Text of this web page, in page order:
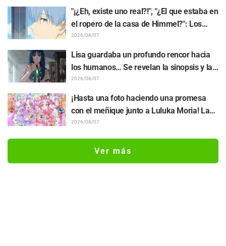
aniversario del anime "Re:ZERO -Starting
Life in Another World-" genera gran
entusiasmo
"¡¿Eh, existe uno real?!", "¿El que estaba en
el ropero de la casa de Himmel?": Los
fans quedan perplejos ante la revelación
del "Cuerno del Dragón Oscuro" que
apareció en el episodio 1 de "Frieren: Más
2026/08/07
Lisa guardaba un profundo rencor hacia
los humanos… Se revelan la sinopsis y las
primeras imágenes del episodio 6 del
anime “Goodbye, Lara”
2026/08/07
¡Hasta una foto haciendo una promesa
con el meñique junto a Luluka Moria! La
publicación de Nao Tōyama, la actriz de
al Dream Stage genera repercusión con
comentarios como "¡Es una doble Arcana!"
2026/08/07
Ver más